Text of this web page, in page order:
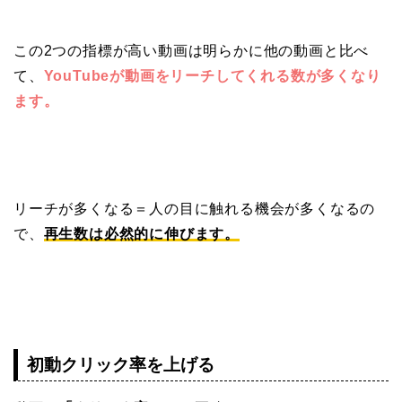
この2つの指標が高い動画は明らかに他の動画と比べ
て、 YouTubeが動画をリーチしてくれる数が多くなり
ます。
リーチが多くなる＝人の目に触れる機会が多くなるの
で、 再生数は必然的に伸びます。
初動クリック率を上げる